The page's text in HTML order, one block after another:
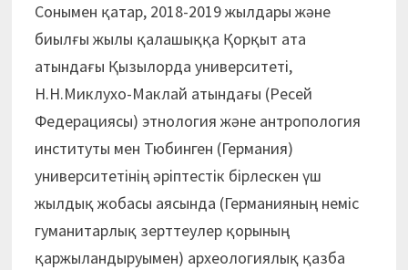
Сонымен қатар, 2018-2019 жылдары және
биылғы жылы қалашыққа Қорқыт ата
атындағы Қызылорда университеті,
Н.Н.Миклухо-Маклай атындағы (Ресей
Федерациясы) этнология және антропология
институты мен Тюбинген (Германия)
университетінің әріптестік бірлескен үш
жылдық жобасы аясында (Германияның неміс
гуманитарлық зерттеулер қорының
қаржыландыруымен) археологиялық қазба